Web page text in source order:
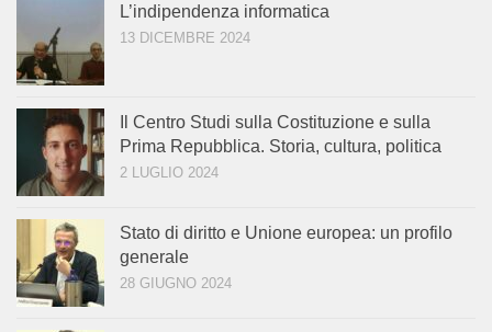
L’indipendenza informatica
13 DICEMBRE 2024
Il Centro Studi sulla Costituzione e sulla
Prima Repubblica. Storia, cultura, politica
2 LUGLIO 2024
Stato di diritto e Unione europea: un profilo
generale
28 GIUGNO 2024